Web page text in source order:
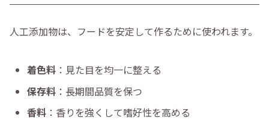
人工添加物は、フードを安定して作るために使われます。
着色料 ：見た目を均一に整える
保存料 ：長期間品質を保つ
香料 ：香りを強くして嗜好性を高める